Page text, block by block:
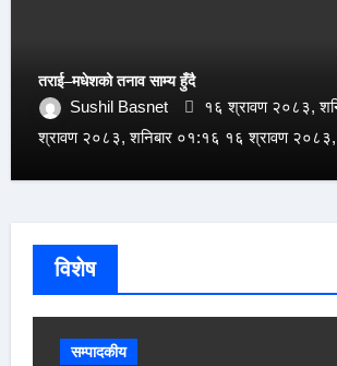
तराई–मधेशको तनाव साम्य हुँदै
Sushil Basnet
१६ श्रावण २०८३,
श्रावण २०८३, शनिबार ०१:१६ १६ श्रावण २०८३,
विशेष
सम्पादकीय